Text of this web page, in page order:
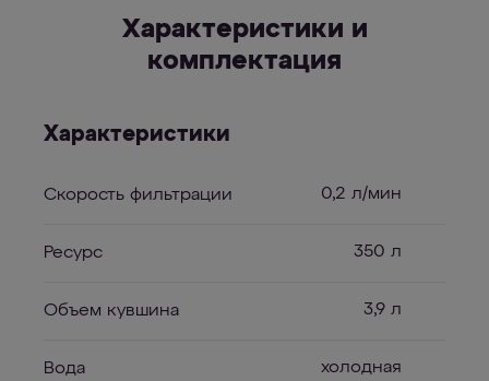
Характеристики и
комплектация
Характеристики
Скорость фильтрации 0,2 л/мин
Ресурс 350 л
Объем кувшина 3,9 л
Вода холодная